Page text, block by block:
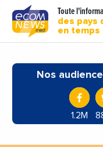
Toute
des pays
en temps
Nos
1.2M